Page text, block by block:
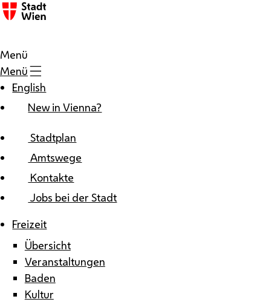
Zum Inhalt
Menü
Menü
English
New in Vienna?
Stadtplan
Amtswege
Kontakte
Jobs bei der Stadt
Freizeit
Übersicht
Veranstaltungen
Baden
Kultur